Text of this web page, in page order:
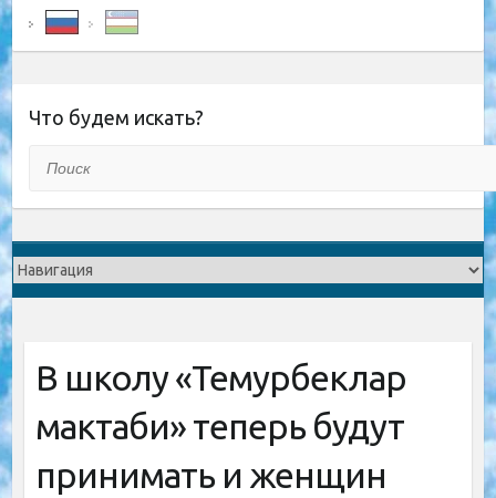
Что будем искать?
В школу «Темурбеклар
мактаби» теперь будут
принимать и женщин